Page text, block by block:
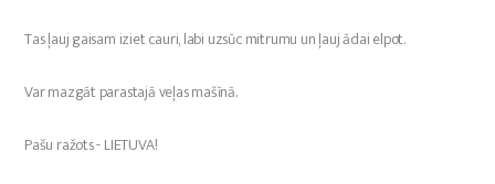
Tas ļauj gaisam iziet cauri, labi uzsūc mitrumu un ļauj ādai elpot.
Var mazgāt parastajā veļas mašīnā.
Pašu ražots - LIETUVA!